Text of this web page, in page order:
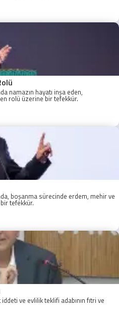
namazın hayatı inşa eden,
rolü üzerine bir tefekkür.
boşanma sürecinde erdem, mehir ve
tefekkür.
ve evlilik teklifi adabının fıtri ve